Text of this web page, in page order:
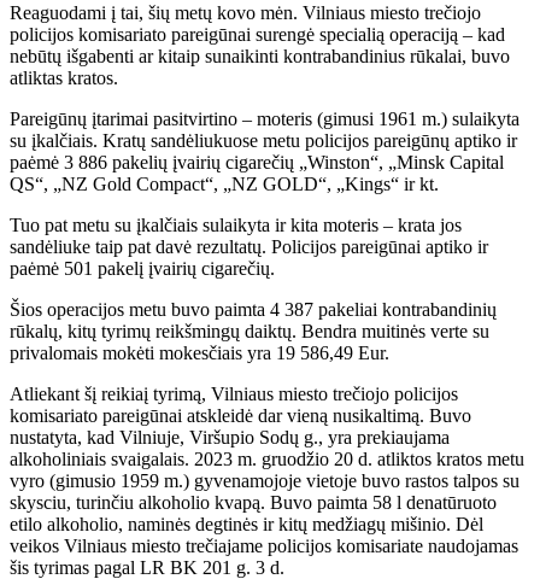
Reaguodami į tai, šių metų kovo mėn. Vilniaus miesto trečiojo
policijos komisariato pareigūnai surengė specialią operaciją – kad
nebūtų išgabenti ar kitaip sunaikinti kontrabandinius rūkalai, buvo
atliktas kratos.
Pareigūnų įtarimai pasitvirtino – moteris (gimusi 1961 m.) sulaikyta
su įkalčiais. Kratų sandėliukuose metu policijos pareigūnų aptiko ir
paėmė 3 886 pakelių įvairių cigarečių „Winston“, „Minsk Capital
QS“, „NZ Gold Compact“, „NZ GOLD“, „Kings“ ir kt.
Tuo pat metu su įkalčiais sulaikyta ir kita moteris – krata jos
sandėliuke taip pat davė rezultatų. Policijos pareigūnai aptiko ir
paėmė 501 pakelį įvairių cigarečių.
Šios operacijos metu buvo paimta 4 387 pakeliai kontrabandinių
rūkalų, kitų tyrimų reikšmingų daiktų. Bendra muitinės verte su
privalomais mokėti mokesčiais yra 19 586,49 Eur.
Atliekant šį reikiaį tyrimą, Vilniaus miesto trečiojo policijos
komisariato pareigūnai atskleidė dar vieną nusikaltimą. Buvo
nustatyta, kad Vilniuje, Viršupio Sodų g., yra prekiaujama
alkoholiniais svaigalais. 2023 m. gruodžio 20 d. atliktos kratos metu
vyro (gimusio 1959 m.) gyvenamojoje vietoje buvo rastos talpos su
skysciu, turinčiu alkoholio kvapą. Buvo paimta 58 l denatūruoto
etilo alkoholio, naminės degtinės ir kitų medžiagų mišinio. Dėl
veikos Vilniaus miesto trečiajame policijos komisariate naudojamas
šis tyrimas pagal LR BK 201 g. 3 d.